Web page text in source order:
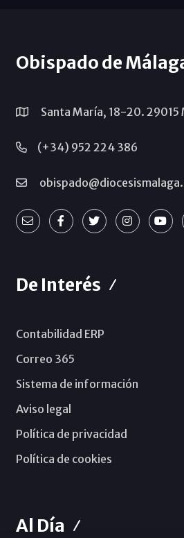
Obispado de
Santa María, 18-20. 29015
(+34) 952 224 386
De Interés
Contabilidad ERP
Correo 365
Sistema de información
Aviso legal
Política de privacidad
Política de cookies
Al Día